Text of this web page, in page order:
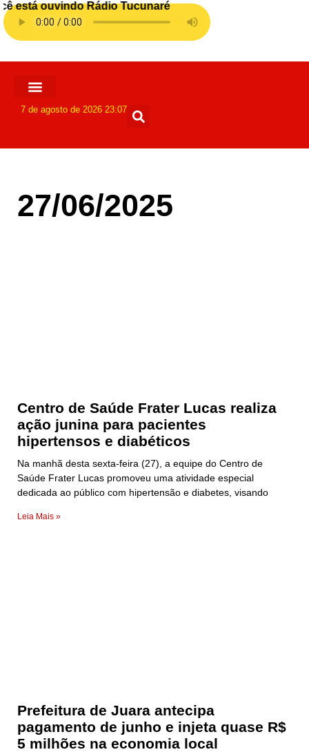
7 de agosto de 2026 23:07
27/06/2025
Centro de Saúde Frater Lucas realiza
ação junina para pacientes
hipertensos e diabéticos
Na manhã desta sexta-feira (27), a equipe do Centro de
Saúde Frater Lucas promoveu uma atividade especial
dedicada ao público com hipertensão e diabetes, visando
Leia Mais »
Prefeitura de Juara antecipa
pagamento de junho e injeta quase R$
5 milhões na economia local